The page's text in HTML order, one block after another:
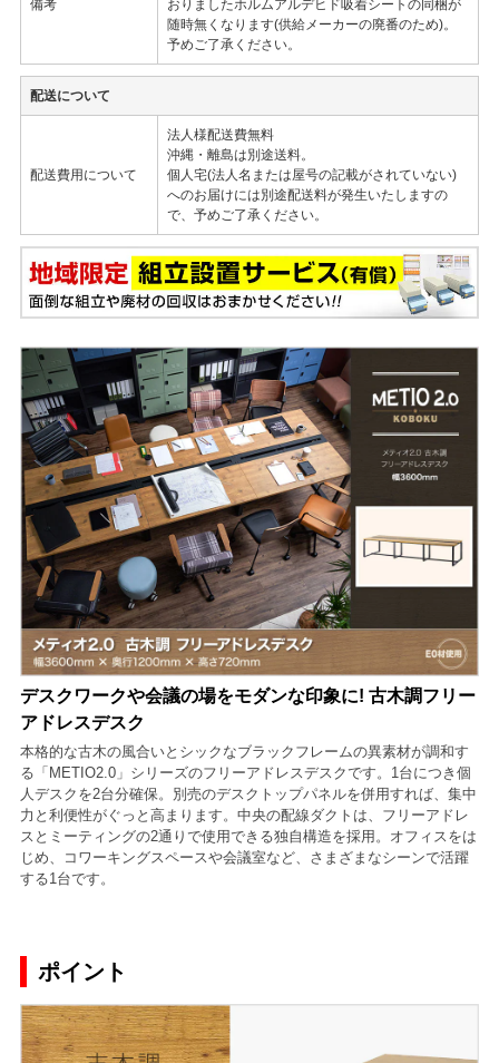
備考
おりましたホルムアルデヒド吸着シートの同梱が
随時無くなります(供給メーカーの廃番のため)。
予めご了承ください。
配送について
配送費用について
法人様配送費無料
沖縄・離島は別途送料。
個人宅(法人名または屋号の記載がされていない)
へのお届けには別途配送料が発生いたしますの
で、予めご了承ください。
デスクワークや会議の場をモダンな印象に! 古木調フリー
アドレスデスク
本格的な古木の風合いとシックなブラックフレームの異素材が調和す
る「METIO2.0」シリーズのフリーアドレスデスクです。1台につき個
人デスクを2台分確保。別売のデスクトップパネルを併用すれば、集中
力と利便性がぐっと高まります。中央の配線ダクトは、フリーアドレ
スとミーティングの2通りで使用できる独自構造を採用。オフィスをは
じめ、コワーキングスペースや会議室など、さまざまなシーンで活躍
する1台です。
ポイント